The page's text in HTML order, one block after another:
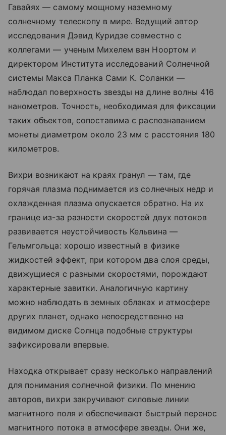
Гавайях — самому мощному наземному
солнечному телескопу в мире. Ведущий автор
исследования Дэвид Куридзе совместно с
коллегами — ученым Михелем ван Ноортом и
директором Института исследований Солнечной
системы Макса Планка Сами К. Соланки —
наблюдал поверхность звезды на длине волны 416
нанометров. Точность, необходимая для фиксации
таких объектов, сопоставима с распознаванием
монеты диаметром около 23 мм с расстояния 180
километров.
Вихри возникают на краях гранул — там, где
горячая плазма поднимается из солнечных недр и
охлажденная плазма опускается обратно. На их
границе из-за разности скоростей двух потоков
развивается неустойчивость Кельвина —
Гельмгольца: хорошо известный в физике
жидкостей эффект, при котором два слоя среды,
движущиеся с разными скоростями, порождают
характерные завитки. Аналогичную картину
можно наблюдать в земных облаках и атмосфере
других планет, однако непосредственно на
видимом диске Солнца подобные структуры
зафиксировали впервые.
Находка открывает сразу несколько направлений
для понимания солнечной физики. По мнению
авторов, вихри закручивают силовые линии
магнитного поля и обеспечивают быстрый перенос
магнитного потока в атмосфере звезды. Они же,